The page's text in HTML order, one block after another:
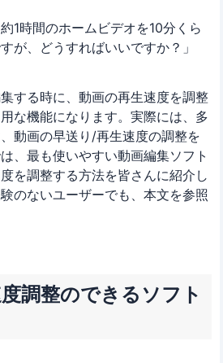
1時間のホームビデオを10分くら
が、どうすればいいですか？」
する時に、動画の再生速度を調整
な機能になります。実際には、多
動画の早送り/再生速度の調整を
、最も使いやすい動画編集ソフト
を調整する方法を皆さんに紹介し
のないユーザーでも、本文を参照
調整のできるソフト